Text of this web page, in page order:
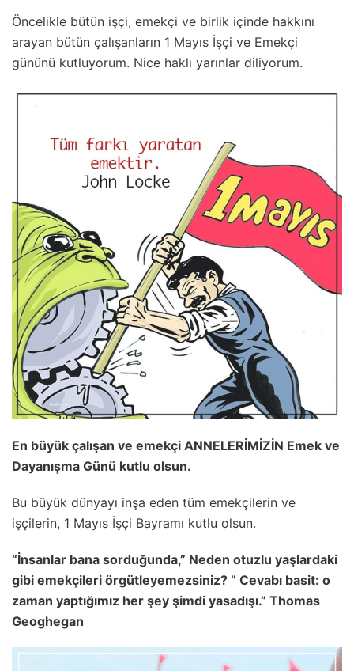
Öncelikle bütün işçi, emekçi ve birlik içinde hakkını
arayan bütün çalışanların 1 Mayıs İşçi ve Emekçi
gününü kutluyorum. Nice haklı yarınlar diliyorum.
En büyük çalışan ve emekçi ANNELERİMİZİN Emek ve
Dayanışma Günü kutlu olsun.
Bu büyük dünyayı inşa eden tüm emekçilerin ve
işçilerin, 1 Mayıs İşçi Bayramı kutlu olsun.
“İnsanlar bana sorduğunda,” Neden otuzlu yaşlardaki
gibi emekçileri örgütleyemezsiniz? ” Cevabı basit: o
zaman yaptığımız her şey şimdi yasadışı.” Thomas
Geoghegan